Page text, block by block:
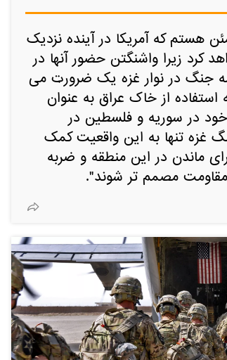
هستم که آمریکا در آینده نزدیک
کرد زیرا واشنگتن حضور آنها در
جنگ در نوار غزه یک ضرورت می
از خاک عراق به عنوان
در سوریه و فلسطین در
غزه تنها به این واقعیت کمک
ماندن در این منطقه و ضربه
مصمم تر شوند".